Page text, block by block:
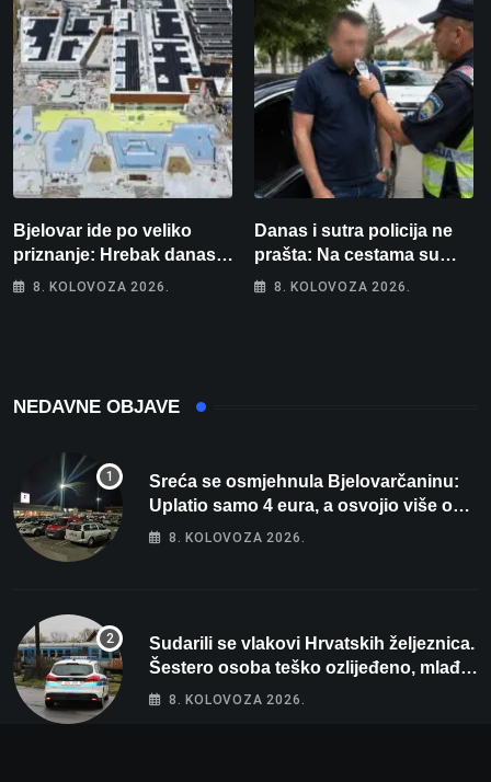
Bjelovar ide po veliko
priznanje: Hrebak danas u
Parizu predstavlja
8. KOLOVOZA 2026.
Danas i sutra policija ne
prašta: Na cestama su
posebno na meti ovi
8. KOLOVOZA 2026.
NEDAVNE OBJAVE
Sreća se osmjehnula Bjelovarčaninu:
Uplatio samo 4 eura, a osvojio više od
80 tisuća eura
8. KOLOVOZA 2026.
Sudarili se vlakovi Hrvatskih željeznica.
Šestero osoba teško ozlijeđeno, mlađa
žena na intenzivnoj
8. KOLOVOZA 2026.